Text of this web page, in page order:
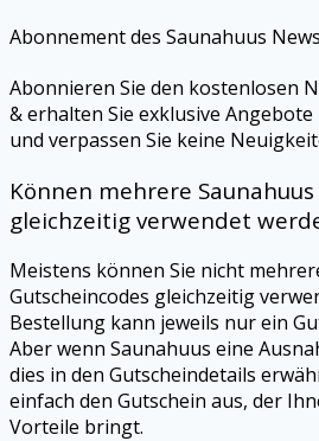
Abonnement des Saunahuus
Abonnieren Sie den kostenlosen
& erhalten Sie exklusive
und verpassen Sie keine
Können mehrere
gleichzeitig verwendet
Meistens können Sie nicht
Gutscheincodes gleichzeitig
Bestellung kann jeweils nur ein
Aber wenn Saunahuus eine
dies in den Gutscheindetails
einfach den Gutschein aus, der
Vorteile bringt.